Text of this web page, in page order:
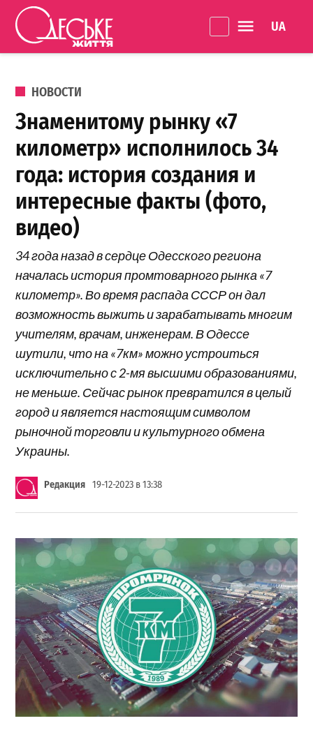
Перейти к содержанию
життя
ОПУБЛИКОВАНО В
НОВОСТИ
Знаменитому рынку «7
километр» исполнилось 34
года: история создания и
интересные факты (фото,
видео)
34 года назад в сердце Одесского региона
началась история промтоварного рынка «7
километр». Во время распада СССР он дал
возможность выжить и зарабатывать многим
учителям, врачам, инженерам. В Одессе
шутили, что на «7км» можно устроиться
исключительно с 2-мя высшими образованиями,
не меньше. Сейчас рынок превратился в целый
город и является настоящим символом
рыночной торговли и культурного обмена
Украины.
Редакция 19-12-2023 в 13:38